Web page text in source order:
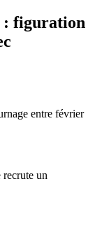
: figuration
entre février